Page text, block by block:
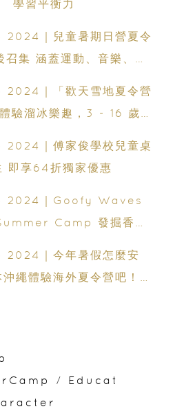
學習平衡力
｜兒童暑期日營夏令
集 涵蓋運動、音樂、語
｜「歡天雪地夏令營
驗溜冰樂趣，3 - 16 歲皆
｜傅家俊學校兒童桌
即享64折獨家優惠
2024｜Goofy Waves
Camp 發掘香港
｜今年暑假怎麼安
繩體驗海外夏令營吧！5
/
Educat